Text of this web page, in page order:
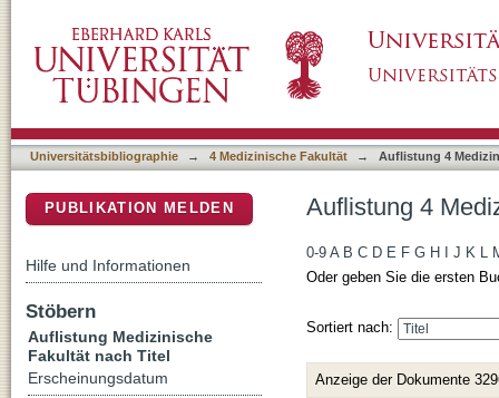
Universitätsbibliographie → 4 Medizinische Fakultät → Auflistung 4
Auflistung 4
0-9 A B C D E F G H J K L
Oder geben Sie die ersten
Sortiert nach:
Anzeige der Dokumente
PUBLIKATION MELDEN
Hilfe und Informationen
Stöbern
Auflistung Medizinische
Fakultät nach Titel
Erscheinungsdatum